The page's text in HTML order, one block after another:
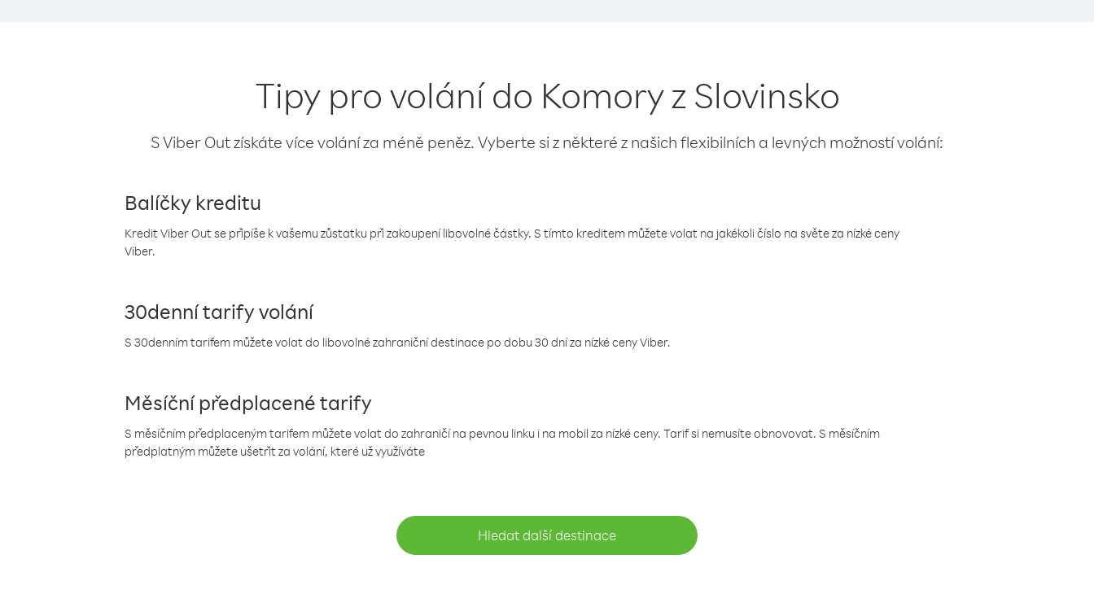
Tipy pro volání do Komory z Slovinsko
S Viber Out získáte více volání za méně peněz. Vyberte si z některé z našich flexibilních a levných možností volání:
Balíčky kreditu
Kredit Viber Out se připíše k vašemu zůstatku při zakoupení libovolné částky. S tímto kreditem můžete volat na jakékoli číslo na světe za nízké ceny
Viber.
30denní tarify volání
S 30denním tarifem můžete volat do libovolné zahraniční destinace po dobu 30 dní za nízké ceny Viber.
Měsíční předplacené tarify
S měsíčním předplaceným tarifem můžete volat do zahraničí na pevnou linku i na mobil za nízké ceny. Tarif si nemusíte obnovovat. S měsíčním
předplatným můžete ušetřit za volání, které už využíváte
Hledat další destinace